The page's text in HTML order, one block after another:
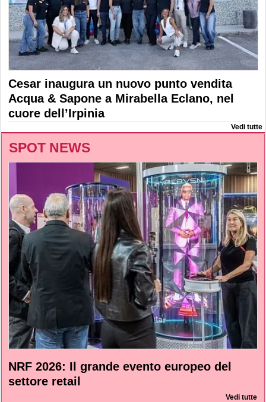
Cesar inaugura un nuovo punto vendita
Acqua & Sapone a Mirabella Eclano, nel
cuore dell’Irpinia
Vedi tutte
SPOT NEWS
NRF 2026: Il grande evento europeo del
settore retail
Vedi tutte